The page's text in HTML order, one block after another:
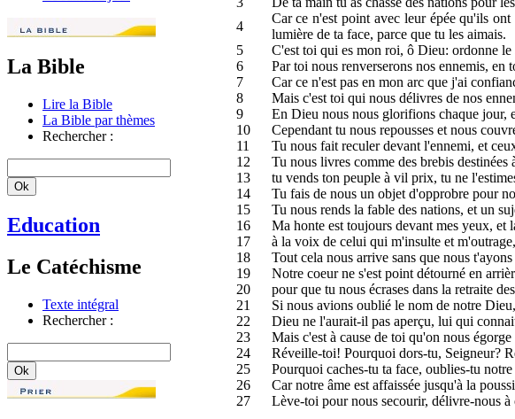
La Bible
Lire la Bible
La Bible par thèmes
Rechercher :
Education
Le Catéchisme
Texte intégral
Rechercher :
4
Car ce n'est point avec leur épée qu'ils
lumière de ta face, parce que tu les aimais.
5
C'est toi qui es mon roi, ô Dieu: ordonne le
6
Par toi nous renverserons nos ennemis, en
7
Car ce n'est pas en mon arc que j'ai
8
Mais c'est toi qui nous délivres de nos
9
En Dieu nous nous glorifions chaque jour,
10
Cependant tu nous repousses et nous
11
Tu nous fait reculer devant l'ennemi, et
12
Tu nous livres comme des brebis
13
tu vends ton peuple à vil prix, tu ne
14
Tu fais de nous un objet d'opprobre pour
15
Tu nous rends la fable des nations, et un
16
Ma honte est toujours devant mes yeux, et
17
à la voix de celui qui m'insulte et
18
Tout cela nous arrive sans que nous
19
Notre coeur ne s'est point détourné en
20
pour que tu nous écrases dans la retraite
21
Si nous avions oublié le nom de notre
22
Dieu ne l'aurait-il pas aperçu, lui qui
23
Mais c'est à cause de toi qu'on nous
24
Réveille-toi! Pourquoi dors-tu, Seigneur?
25
Pourquoi caches-tu ta face, oublies-tu
26
Car notre âme est affaissée jusqu'à la
27
Lève-toi pour nous secourir, délivre-nous à